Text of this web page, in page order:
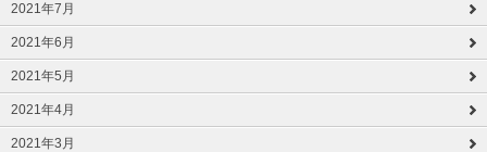
2021年7月
2021年6月
2021年5月
2021年4月
2021年3月